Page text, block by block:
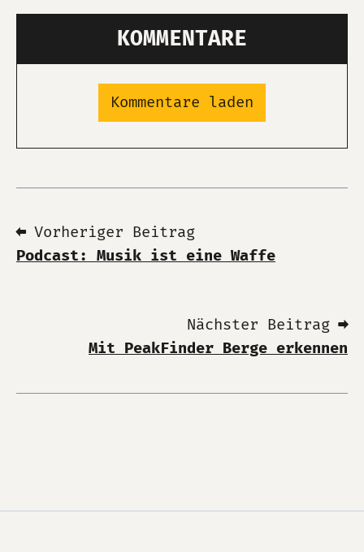
KOMMENTARE
Kommentare laden
⬅ Vorheriger Beitrag
Podcast: Musik ist eine Waffe
Nächster Beitrag ➡
Mit PeakFinder Berge erkennen